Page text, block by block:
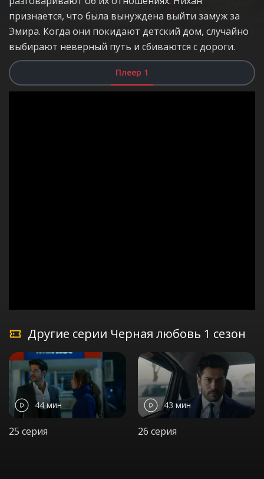
признается, что была вынуждена выйти замуж за
Эмира. Когда они покидают детский дом, случайно
выбирают неверный путь и сбиваются с дороги.
Плеер 1
Другие серии Черная любовь 1 сезон
44 мин
25 серия
43 мин
26 серия